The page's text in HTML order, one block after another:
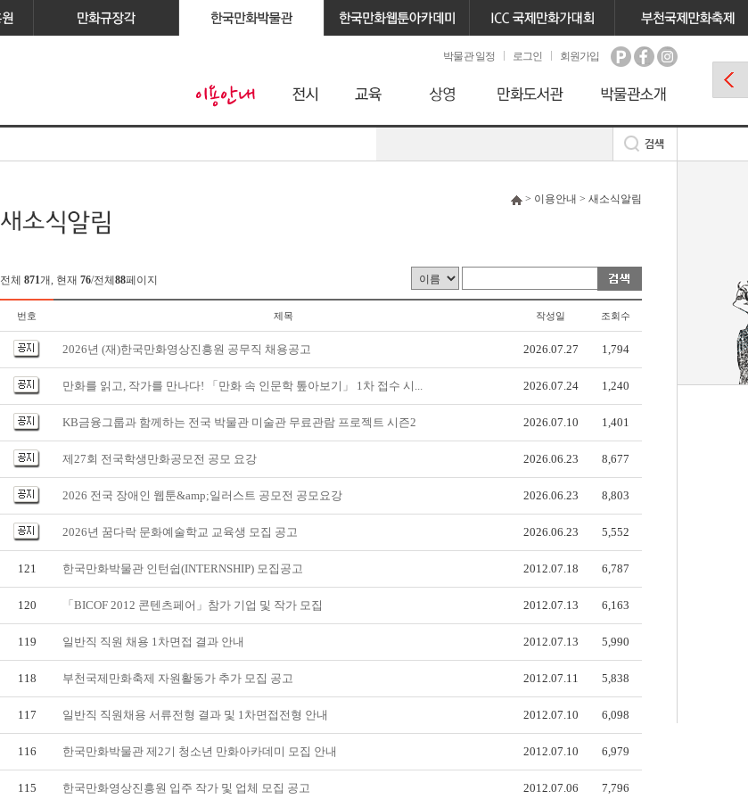
박물관 일정 로그인 회원가입
> 이용안내 > 새소식알림
전체 871개, 현재 76/전체 88페이지
번호 제목 작성일 조회수
2026년 (재)한국만화영상진흥원 공무직 채용공고 2026.07.27 1,794
만화를 읽고, 작가를 만나다! 「만화 속 인문학 톺아보기」 1차 접수 시... 2026.07.24 1,240
KB금융그룹과 함께하는 전국 박물관 미술관 무료관람 프로젝트 시즌2 2026.07.10 1,401
제27회 전국학생만화공모전 공모 요강 2026.06.23 8,677
2026 전국 장애인 웹툰&amp;일러스트 공모전 공모요강 2026.06.23 8,803
2026년 꿈다락 문화예술학교 교육생 모집 공고 2026.06.23 5,552
121 한국만화박물관 인턴쉽(INTERNSHIP) 모집공고 2012.07.18 6,787
120 「BICOF 2012 콘텐츠페어」참가 기업 및 작가 모집 2012.07.13 6,163
119 일반직 직원 채용 1차면접 결과 안내 2012.07.13 5,990
118 부천국제만화축제 자원활동가 추가 모집 공고 2012.07.11 5,838
117 일반직 직원채용 서류전형 결과 및 1차면접전형 안내 2012.07.10 6,098
116 한국만화박물관 제2기 청소년 만화아카데미 모집 안내 2012.07.10 6,979
115 한국만화영상진흥원 입주 작가 및 업체 모집 공고 2012.07.06 7,796